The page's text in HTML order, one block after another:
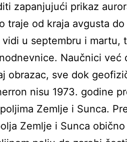
zapanjujući prikaz
traje od kraja avgusta
u septembru i martu,
Naučnici već
obrazac, sve dok
nisu 1973. godine
Zemlje i Sunca.
Zemlje i Sunca